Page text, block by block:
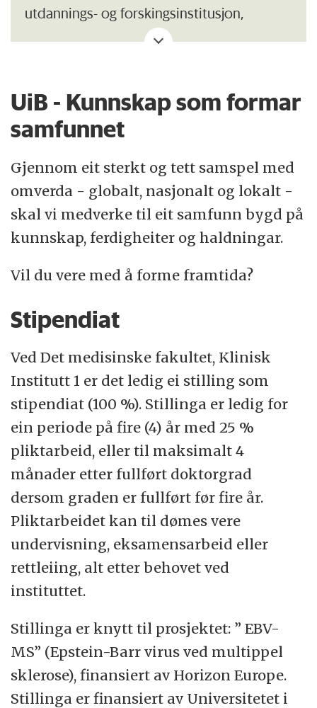
utdannings- og forskingsinstitusjon,
organisert i sju fakultet og omlag 54
universitetsområde på Nygårdshøyden,
Haukeland, Marineholmen,
Det medisinske fakultet består av fem
institutt og åtte senter.Les meir om
fakultetogtilhøyrande institutt.
UiB - Kunnskap som formar
samfunnet
Gjennom eit sterkt og tett samspel med
omverda - globalt, nasjonalt og lokalt -
skal vi medverke til eit samfunn bygd på
kunnskap, ferdigheiter og haldningar.
Vil du vere med å forme framtida?
Stipendiat
Ved Det medisinske fakultet, Klinisk
Institutt 1 er det ledig ei stilling som
stipendiat (100 %). Stillinga er ledig for
ein periode på fire (4) år med 25 %
pliktarbeid, eller til maksimalt 4
månader etter fullført doktorgrad
dersom graden er fullført før fire år.
Pliktarbeidet kan til dømes vere
undervisning, eksamensarbeid eller
rettleiing, alt etter behovet ved
instituttet.
Stillinga er knytt til prosjektet: ” EBV-
MS” (Epstein-Barr virus ved multippel
sklerose), finansiert av Horizon Europe.
Stillinga er finansiert av Universitetet i